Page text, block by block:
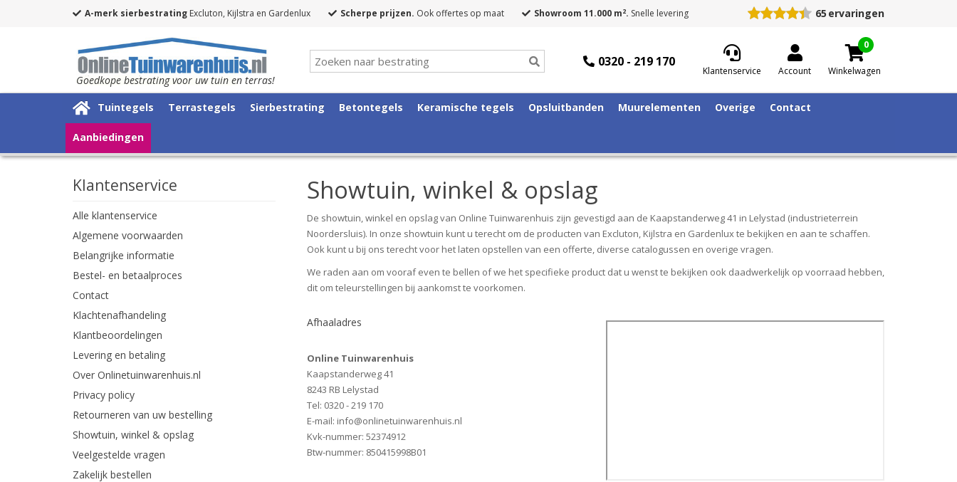
A-merk sierbestrating Excluton, Kijlstra en Gardenlux Scherpe prijzen. Ook offertes op maat Showroom 11.000 m2. Snelle levering 65 ervaringen
Goedkope bestrating voor uw tuin en terras!
0320 - 219 170
Klantenservice Account
0
Winkelwagen
Tuintegels Terrastegels Sierbestrating Betontegels Keramische tegels Opsluitbanden Muurelementen Overige Contact
Aanbiedingen
Klantenservice
Alle klantenservice
Algemene voorwaarden
Belangrijke informatie
Bestel- en betaalproces
Contact
Klachtenafhandeling
Klantbeoordelingen
Levering en betaling
Over Onlinetuinwarenhuis.nl
Privacy policy
Retourneren van uw bestelling
Showtuin, winkel & opslag
Veelgestelde vragen
Zakelijk bestellen
Showtuin, winkel & opslag
De showtuin, winkel en opslag van Online Tuinwarenhuis zijn gevestigd aan de Kaapstanderweg 41 in Lelystad (industrieterrein
Noordersluis). In onze showtuin kunt u terecht om de producten van Excluton, Kijlstra en Gardenlux te bekijken en aan te schaffen.
Ook kunt u bij ons terecht voor het laten opstellen van een offerte, diverse catalogussen en overige vragen.
We raden aan om vooraf even te bellen of we het specifieke product dat u wenst te bekijken ook daadwerkelijk op voorraad hebben,
dit om teleurstellingen bij aankomst te voorkomen.
Afhaaladres
Online Tuinwarenhuis
Kaapstanderweg 41
8243 RB Lelystad
Tel: 0320 - 219 170
E-mail: info@onlinetuinwarenhuis.nl
Kvk-nummer: 52374912
Btw-nummer: 850415998B01